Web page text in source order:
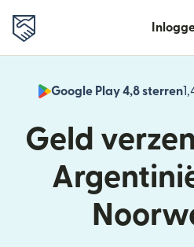
Google Play 4,8 sterren
Geld